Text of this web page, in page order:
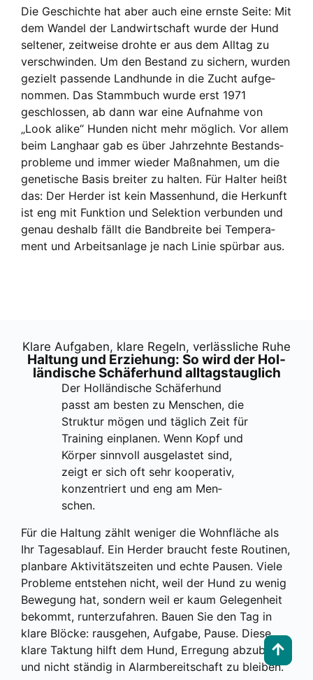
Die Geschich­te hat aber auch eine erns­te Sei­te: Mit
dem Wan­del der Land­wirt­schaft wur­de der Hund
sel­te­ner, zeit­wei­se droh­te er aus dem All­tag zu
ver­schwin­den. Um den Bestand zu sichern, wur­den
gezielt pas­sen­de Land­hun­de in die Zucht auf­ge­
nom­men. Das Stamm­buch wur­de erst 1971
geschlos­sen, ab dann war eine Auf­nah­me von
„Look ali­ke“ Hun­den nicht mehr mög­lich. Vor allem
beim Lang­haar gab es über Jahr­zehn­te Bestands­
pro­ble­me und immer wie­der Maß­nah­men, um die
gene­ti­sche Basis brei­ter zu hal­ten. Für Hal­ter heißt
das: Der Her­der ist kein Mas­sen­hund, die Her­kunft
ist eng mit Funk­ti­on und Selek­ti­on ver­bun­den und
genau des­halb fällt die Band­brei­te bei Tem­pe­ra­
ment und Arbeits­an­la­ge je nach Linie spür­bar aus.
Kla­re Auf­ga­ben, kla­re Regeln, ver­läss­li­che Ruhe
Hal­tung und Erzie­hung: So wird der Hol­
län­di­sche Schä­fer­hund all­tags­taug­lich
Der Hol­län­di­sche Schä­fer­hund
passt am bes­ten zu Men­schen, die
Struk­tur mögen und täg­lich Zeit für
Trai­ning ein­pla­nen. Wenn Kopf und
Kör­per sinn­voll aus­ge­las­tet sind,
zeigt er sich oft sehr koope­ra­tiv,
kon­zen­triert und eng am Men­
schen.
Für die Hal­tung zählt weni­ger die Wohn­flä­che als
Ihr Tages­ab­lauf. Ein Her­der braucht fes­te Rou­ti­nen,
plan­ba­re Akti­vi­täts­zei­ten und ech­te Pau­sen. Vie­le
Pro­ble­me ent­ste­hen nicht, weil der Hund zu wenig
Bewe­gung hat, son­dern weil er kaum Gele­gen­heit
bekommt, run­ter­zu­fah­ren. Bau­en Sie den Tag in
kla­re Blö­cke: raus­ge­hen, Auf­ga­be, Pau­se. Die­se
kla­re Tak­tung hilft dem Hund, Erre­gung abzu­bau­en
und nicht stän­dig in Alarm­be­reit­schaft zu blei­ben.